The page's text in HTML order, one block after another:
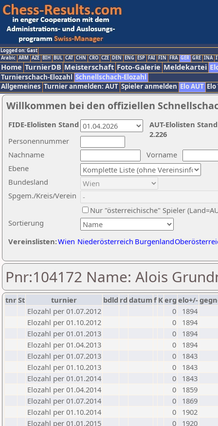
Logged on: Gast
Arabic ARM AZE BIH BUL CAT CHN CRO CZE DEN ENG ESP FAI FIN FRA GER GRE INA
Home TurnierDB Meisterschaft Foto-Galerie Meldekartei
Turnierschach-Elozahl Schnellschach-Elozahl
Allgemeines Turnier anmelden: AUT Spieler anmelden Elo AUT
Willkommen bei den offiziellen
Nachname
Vorname
Ebene
Sortierung
Personennummer
Bundesland
Spgem./Kreis/Verein
Nur "österreichische" Spieler
Vereinslisten:Wien Niederösterreich Burgenland
AUT-Elolisten
2.226
FIDE-Elolisten Stand
Pnr:104172 Name: Alois
tnrSt turnier bdld rd datumf Kerg elo+/-
Elozahl per 01.07.2012
0
1894
Elozahl per 01.10.2012
0
1894
Elozahl per 01.01.2013
0
1894
Elozahl per 01.04.2013
0
1894
Elozahl per 01.07.2013
0
1843
Elozahl per 01.10.2013
0
1843
Elozahl per 01.01.2014
0
1843
Elozahl per 01.04.2014
0
1859
Elozahl per 01.07.2014
0
1869
Elozahl per 01.10.2014
0
1902
Elozahl per 01.01.2015
0
1920